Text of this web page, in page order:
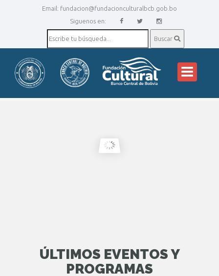
Email: fundacion@fundacionculturalbcb.gob.bo
Siguenos en:
Buscar
ÚLTIMOS EVENTOS Y
PROGRAMAS